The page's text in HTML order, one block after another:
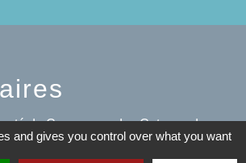
de Communes des Coteaux du
and gives you control over what you want